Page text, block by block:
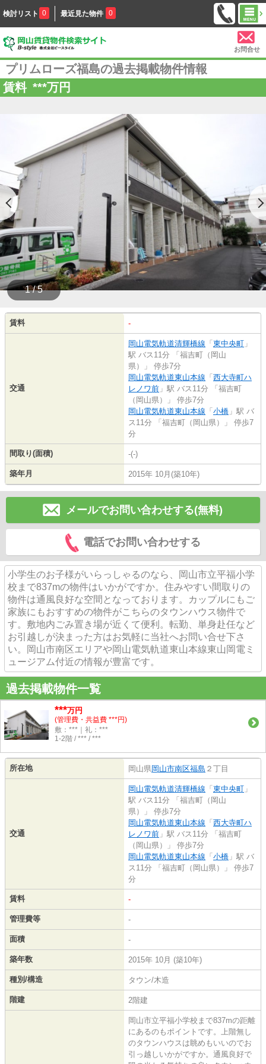
検討リスト 0 最近見た物件 0
お問合せ
プリムローズ福島の過去掲載物件情報
賃料 ***万円
1 / 5
賃料 -
交通
岡山電気軌道清輝橋線 「 東中央町 」
駅 バス11分 「福吉町（岡山
県）」 停歩7分
岡山電気軌道東山本線 「 西大寺町ハ
レノワ前 」駅 バス11分 「福吉町
（岡山県）」 停歩7分
岡山電気軌道東山本線 「 小橋 」駅 バ
ス11分 「福吉町（岡山県）」 停歩7
分
間取り(面積) -(-)
築年月 2015年 10月(築10年)
メールでお問い合わせする(無料)
電話でお問い合わせする
小学生のお子様がいらっしゃるのなら、岡山市立平福小学
校まで837mの物件はいかがですか。住みやすい間取りの
物件は通風良好な空間となっております。カップルにもご
家族にもおすすめの物件がこちらのタウンハウス物件で
す。敷地内ごみ置き場が近くて便利。転勤、単身赴任など
お引越しが決まった方はお気軽に当社へお問い合せ下さ
い。岡山市南区エリアや岡山電気軌道東山本線東山岡電ミ
ュージアム付近の情報が豊富です。
過去掲載物件一覧
***万円
(管理費・共益費 ***円)
敷：***｜礼：***
1-2階 / *** / ***
所在地 岡山県岡山市南区福島 ２丁目
交通
岡山電気軌道清輝橋線 「 東中央町 」
駅 バス11分 「福吉町（岡山
県）」 停歩7分
岡山電気軌道東山本線 「 西大寺町ハ
レノワ前 」駅 バス11分 「福吉町
（岡山県）」 停歩7分
岡山電気軌道東山本線 「 小橋 」駅 バ
ス11分 「福吉町（岡山県）」 停歩7
分
賃料 -
管理費等 -
面積 -
築年数 2015年 10月 (築10年)
種別/構造 タウン/木造
階建 2階建
岡山市立平福小学校まで837mの距離
にあるのもポイントです。上階無し
のタウンハウスは眺めもいいのでお
引っ越しいかがですか。通風良好で